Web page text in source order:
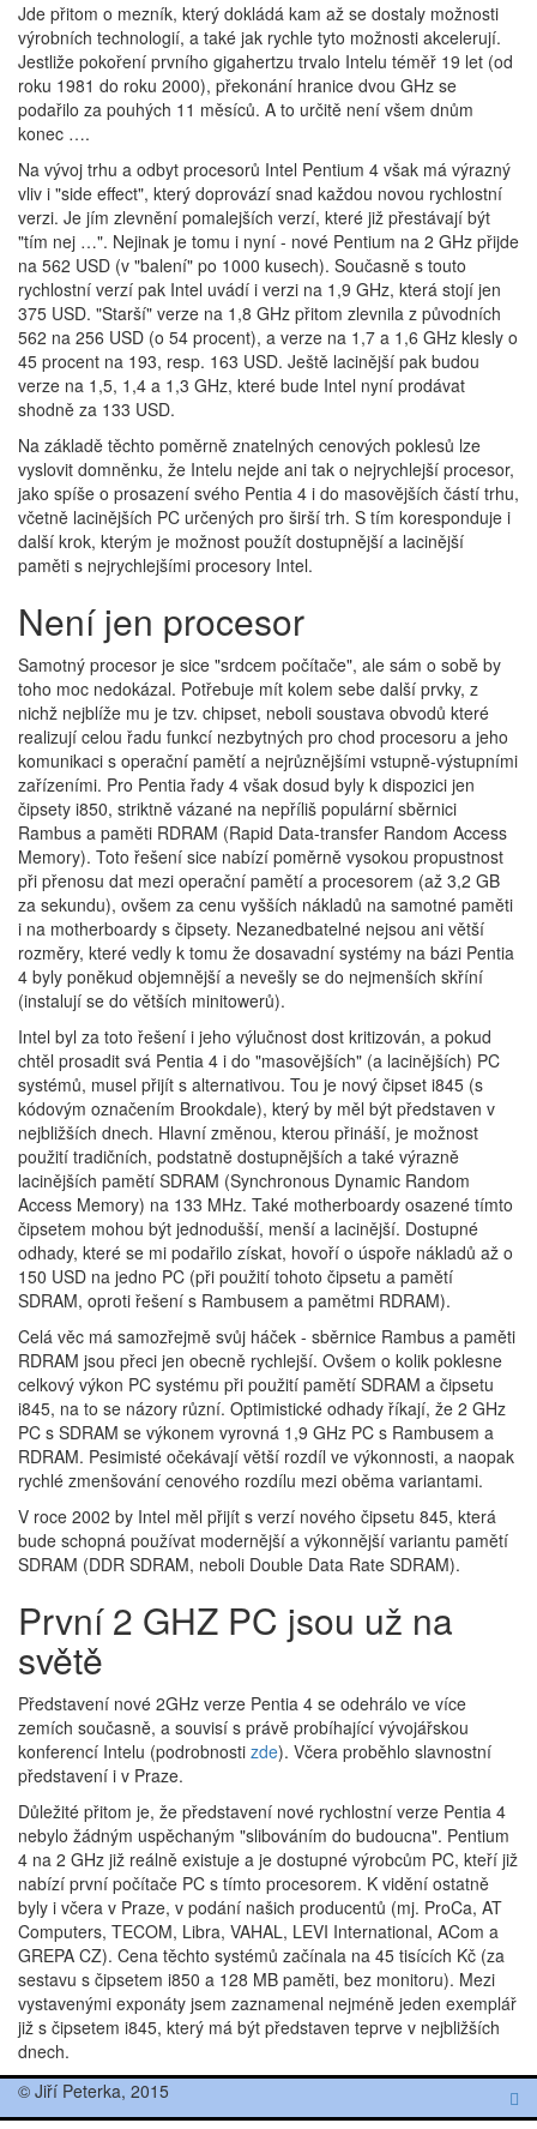
Jde přitom o mezník, který dokládá kam až se dostaly možnosti
výrobních technologií, a také jak rychle tyto možnosti akcelerují.
Jestliže pokoření prvního gigahertzu trvalo Intelu téměř 19 let (od
roku 1981 do roku 2000), překonání hranice dvou GHz se
podařilo za pouhých 11 měsíců. A to určitě není všem dnům
konec ….
Na vývoj trhu a odbyt procesorů Intel Pentium 4 však má výrazný
vliv i "side effect", který doprovází snad každou novou rychlostní
verzi. Je jím zlevnění pomalejších verzí, které již přestávají být
"tím nej …". Nejinak je tomu i nyní - nové Pentium na 2 GHz přijde
na 562 USD (v "balení" po 1000 kusech). Současně s touto
rychlostní verzí pak Intel uvádí i verzi na 1,9 GHz, která stojí jen
375 USD. "Starší" verze na 1,8 GHz přitom zlevnila z původních
562 na 256 USD (o 54 procent), a verze na 1,7 a 1,6 GHz klesly o
45 procent na 193, resp. 163 USD. Ještě lacinější pak budou
verze na 1,5, 1,4 a 1,3 GHz, které bude Intel nyní prodávat
shodně za 133 USD.
Na základě těchto poměrně znatelných cenových poklesů lze
vyslovit domněnku, že Intelu nejde ani tak o nejrychlejší procesor,
jako spíše o prosazení svého Pentia 4 i do masovějších částí trhu,
včetně lacinějších PC určených pro širší trh. S tím koresponduje i
další krok, kterým je možnost použít dostupnější a lacinější
paměti s nejrychlejšími procesory Intel.
Není jen procesor
Samotný procesor je sice "srdcem počítače", ale sám o sobě by
toho moc nedokázal. Potřebuje mít kolem sebe další prvky, z
nichž nejblíže mu je tzv. chipset, neboli soustava obvodů které
realizují celou řadu funkcí nezbytných pro chod procesoru a jeho
komunikaci s operační pamětí a nejrůznějšími vstupně-výstupními
zařízeními. Pro Pentia řady 4 však dosud byly k dispozici jen
čipsety i850, striktně vázané na nepříliš populární sběrnici
Rambus a paměti RDRAM (Rapid Data-transfer Random Access
Memory). Toto řešení sice nabízí poměrně vysokou propustnost
při přenosu dat mezi operační pamětí a procesorem (až 3,2 GB
za sekundu), ovšem za cenu vyšších nákladů na samotné paměti
i na motherboardy s čipsety. Nezanedbatelné nejsou ani větší
rozměry, které vedly k tomu že dosavadní systémy na bázi Pentia
4 byly poněkud objemnější a nevešly se do nejmenších skříní
(instalují se do větších minitowerů).
Intel byl za toto řešení i jeho výlučnost dost kritizován, a pokud
chtěl prosadit svá Pentia 4 i do "masovějších" (a lacinějších) PC
systémů, musel přijít s alternativou. Tou je nový čipset i845 (s
kódovým označením Brookdale), který by měl být představen v
nejbližších dnech. Hlavní změnou, kterou přináší, je možnost
použití tradičních, podstatně dostupnějších a také výrazně
lacinějších pamětí SDRAM (Synchronous Dynamic Random
Access Memory) na 133 MHz. Také motherboardy osazené tímto
čipsetem mohou být jednodušší, menší a lacinější. Dostupné
odhady, které se mi podařilo získat, hovoří o úspoře nákladů až o
150 USD na jedno PC (při použití tohoto čipsetu a pamětí
SDRAM, oproti řešení s Rambusem a pamětmi RDRAM).
Celá věc má samozřejmě svůj háček - sběrnice Rambus a paměti
RDRAM jsou přeci jen obecně rychlejší. Ovšem o kolik poklesne
celkový výkon PC systému při použití pamětí SDRAM a čipsetu
i845, na to se názory různí. Optimistické odhady říkají, že 2 GHz
PC s SDRAM se výkonem vyrovná 1,9 GHz PC s Rambusem a
RDRAM. Pesimisté očekávají větší rozdíl ve výkonnosti, a naopak
rychlé zmenšování cenového rozdílu mezi oběma variantami.
V roce 2002 by Intel měl přijít s verzí nového čipsetu 845, která
bude schopná používat modernější a výkonnější variantu pamětí
SDRAM (DDR SDRAM, neboli Double Data Rate SDRAM).
První 2 GHZ PC jsou už na
světě
Představení nové 2GHz verze Pentia 4 se odehrálo ve více
zemích současně, a souvisí s právě probíhající vývojářskou
konferencí Intelu (podrobnosti zde). Včera proběhlo slavnostní
představení i v Praze.
Důležité přitom je, že představení nové rychlostní verze Pentia 4
nebylo žádným uspěchaným "slibováním do budoucna". Pentium
4 na 2 GHz již reálně existuje a je dostupné výrobcům PC, kteří již
nabízí první počítače PC s tímto procesorem. K vidění ostatně
byly i včera v Praze, v podání našich producentů (mj. ProCa, AT
Computers, TECOM, Libra, VAHAL, LEVI International, ACom a
GREPA CZ). Cena těchto systémů začínala na 45 tisících Kč (za
sestavu s čipsetem i850 a 128 MB paměti, bez monitoru). Mezi
vystavenými exponáty jsem zaznamenal nejméně jeden exemplář
již s čipsetem i845, který má být představen teprve v nejbližších
dnech.
© Jiří Peterka, 2015